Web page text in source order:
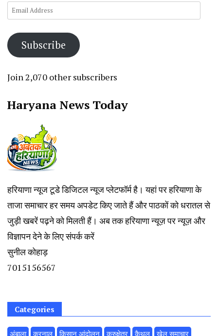
Email
Subscribe
Join 2,070 other subscribers
Haryana News Today
हरियाणा न्यूज टूडे डिजिटल न्यूज प्लेटफॉर्म है। यहां पर हरियाणा के
ताजा समाचार हर समय अपडेट किए जाते हैं और पाठकों को धरातल से
जुड़ी खबरें पढ़ने को मिलती हैं। अब तक हरियाणा न्यूज़ पर न्यूज़ और
विज्ञापन देने के लिए संपर्क करें
सुनील कोहाड़
7015156567
Categories
अंबाला करनाल किसान आंदोलन कुरुक्षेत्र कैथल
खेल समाचार